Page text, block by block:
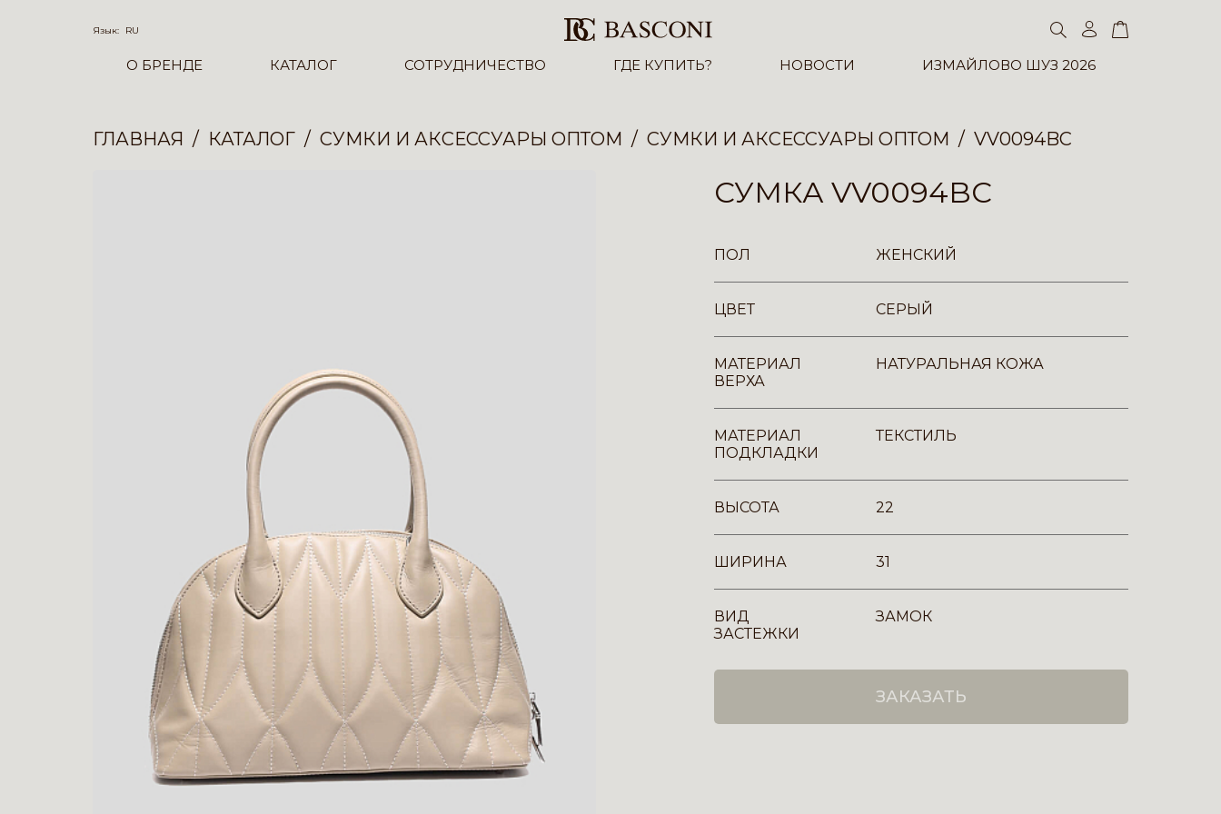
Язык: RU
О БРЕНДЕ КАТАЛОГ СОТРУДНИЧЕСТВО ГДЕ КУПИТЬ? НОВОСТИ ИЗМАЙЛОВО ШУЗ 2026
ГЛАВНАЯ КАТАЛОГ СУМКИ И АКСЕССУАРЫ ОПТОМ СУМКИ И АКСЕССУАРЫ ОПТОМ VV0094BC
СУМКА VV0094BC
ПОЛ ЖЕНСКИЙ
ЦВЕТ СЕРЫЙ
МАТЕРИАЛ
ВЕРХА
НАТУРАЛЬНАЯ КОЖА
МАТЕРИАЛ
ПОДКЛАДКИ
ТЕКСТИЛЬ
ВЫСОТА 22
ШИРИНА 31
ВИД
ЗАСТЕЖКИ
ЗАМОК
ЗАКАЗАТЬ